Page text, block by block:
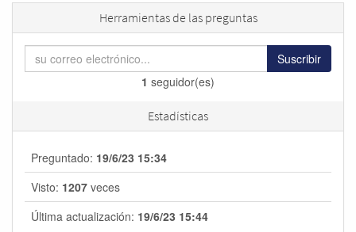
Herramientas de las preguntas
Suscribir
1 seguidor(es)
Estadísticas
Preguntado: 19/6/23 15:34
Visto: 1207 veces
Última actualización: 19/6/23 15:44